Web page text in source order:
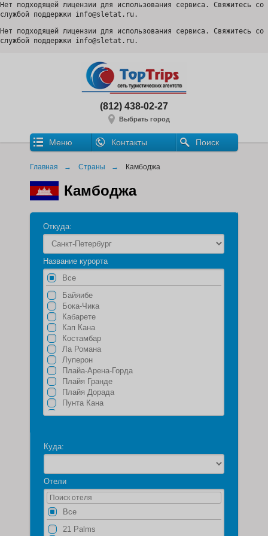
Нет подходящей лицензии для использования сервиса. Свяжитесь со
службой поддержки info@sletat.ru.
Нет подходящей лицензии для использования сервиса. Свяжитесь со
службой поддержки info@sletat.ru.
(812) 438-02-27
Выбрать город
Меню Контакты Поиск
Главная Страны Камбоджа
Камбоджа
Откуда:
Название курорта
Все
Байяибе
Бока-Чика
Кабарете
Кап Кана
Костамбар
Ла Романа
Луперон
Плайа-Арена-Горда
Плайя Гранде
Плайя Дорада
Пунта Кана
Пуэрто Плата
Санто-Доминго
Сантьяго
Харабакоа
Хуан Долио
Экскурсионная программа Доминикана
Куда:
Отели
Все
21 Palms